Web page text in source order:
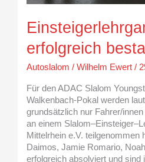
erfolgreich
Autoslalom / Wilhelm Ewert /
Für den ADAC Slalom
Walkenbach-Pokal werden
grundsätzlich nur Fahrer/
an einem
Mittelrhein e.V. teilgenommen
Daimos, Jamie Romario,
erfolgreich absolviert und sind